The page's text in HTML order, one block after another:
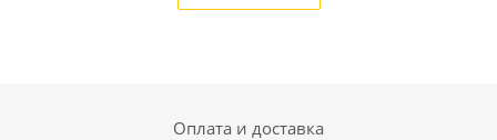
Оплата и доставка